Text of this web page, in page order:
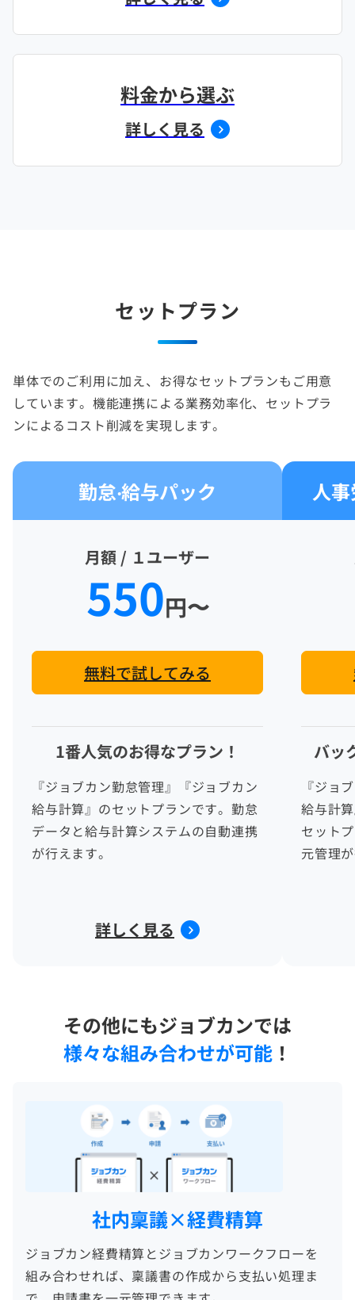
料金から選ぶ
詳しく見る
セットプラン
単体でのご利用に加え、お得なセットプランもご用意
しています。機能連携による業務効率化、 セットプラ
ンによるコスト削減を実現します。
勤怠‧給与パック
月額 / １ユーザー
550円〜
無料で試してみる
1番人気のお得なプラン！
『ジョブカン勤怠管理』『ジョブカン
給与計算』のセットプランです。勤怠
データと給与計算システムの自動連携
が行えます。
詳しく見る
人
バッ
『ジョ
給与計
セット
元管理
その他にもジョブカンでは
様々な組み合わせが可能 ！
社内稟議×経費精算
ジョブカン経費精算とジョブカンワークフローを
組み合わせれば、稟議書の作成から支払い処理ま